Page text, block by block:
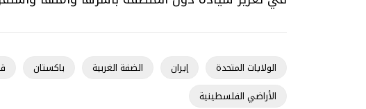
الولايات المتحدة إيران الضفة الغربية باكستان
الأراضي الفلسطينية